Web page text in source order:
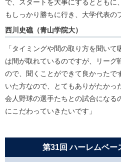
で、スタートを大事にするとともに
もしっかり勝ちに行き、大学代表の
西川史礁（青山学院大）
「タイミングや間の取り方を聞い
は間が取れているのですが、リーグ
ので、聞くことができて良かったで
いた方なので、とてもありがたかっ
会人野球の選手たちとの試合になる
にこだわっていきたいです」
第31回 ハーレムベー